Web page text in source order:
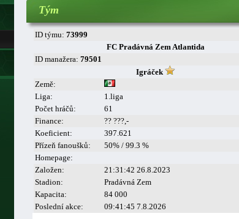
Tým
ID týmu: 73999
FC Pradávná Zem Atlantida
ID manažera: 79501
Igráček
Země:
Liga:
1.liga
Počet hráčů:
61
Finance:
?? ???,-
Koeficient:
397.621
Přízeň fanoušků:
50% / 99.3 %
Homepage:
Založen:
21:31:42 26.8.2023
Stadion:
Pradávná Zem
Kapacita:
84 000
Poslední akce:
09:41:45 7.8.2026